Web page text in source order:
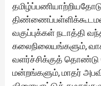
வகுப்புக்கள் நடாத்தி
கலைநிலையங்களும்,
வளர்ச்சிக்குத் தொண்டு
மன்றங்களும், மாதர்